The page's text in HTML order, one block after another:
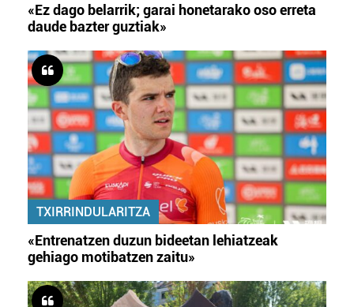
«Ez dago belarrik; garai honetarako oso erreta
daude bazter guztiak»
TXIRRINDULARITZA
«Entrenatzen duzun bideetan lehiatzeak
gehiago motibatzen zaitu»